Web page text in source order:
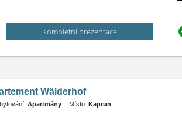
Kompletní prezentace
Wälderhof
Apartmány Místo: Kaprun